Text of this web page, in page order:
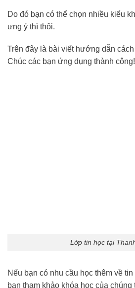
Do đó bạn có thể chọn nhiều kiểu
ưng ý thì thôi.
Trên đây là bài viết hướng dẫn
Chúc các bạn ứng dụng thành công!
Lớp tin học tại
Nếu bạn có nhu cầu học thêm về
bạn tham khảo khóa học của chúng